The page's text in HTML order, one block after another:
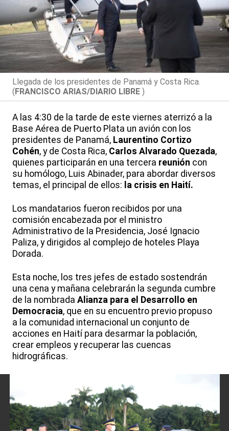
Llegada de los presidentes de Panamá y Costa Rica.
(FRANCISCO ARIAS/DIARIO LIBRE )
A las 4:30 de la tarde de este viernes aterrizó a la
Base Aérea de Puerto Plata un avión con los
presidentes de Panamá, Laurentino Cortizo
Cohén, y de Costa Rica, Carlos Alvarado Quezada,
quienes participarán en una tercera reunión con
su homólogo, Luis Abinader, para abordar diversos
temas, el principal de ellos: la crisis en Haití.
Los mandatarios fueron recibidos por una
comisión encabezada por el ministro
Administrativo de la Presidencia, José Ignacio
Paliza, y dirigidos al complejo de hoteles Playa
Dorada.
Esta noche, los tres jefes de estado sostendrán
una cena y mañana celebrarán la segunda cumbre
de la nombrada Alianza para el Desarrollo en
Democracia, que en su encuentro previo propuso
a la comunidad internacional un conjunto de
acciones en Haití para desarmar la población,
crear empleos y recuperar las cuencas
hidrográficas.